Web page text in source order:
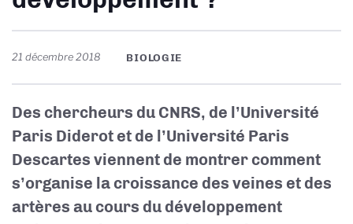
21 décembre 2018 BIOLOGIE
Des chercheurs du CNRS, de l’Université
Paris Diderot et de l’Université Paris
Descartes viennent de montrer comment
s’organise la croissance des veines et des
artères au cours du développement